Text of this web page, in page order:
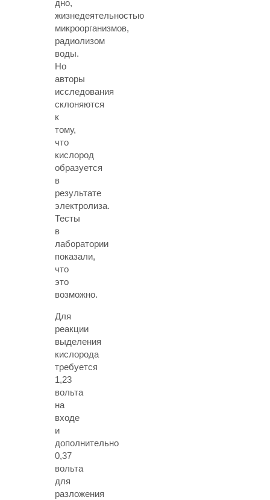
дно,
жизнедеятельностью
микроорганизмов,
радиолизом
воды.
Но
авторы
исследования
склоняются
к
тому,
что
кислород
образуется
в
результате
электролиза.
Тесты
в
лаборатории
показали,
что
это
возможно.
Для
реакции
выделения
кислорода
требуется
1,23
вольта
на
входе
и
дополнительно
0,37
вольта
для
разложения